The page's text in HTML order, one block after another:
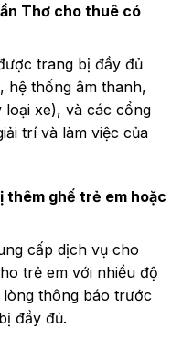
Thơ cho thuê có
trang bị đầy đủ
hệ thống âm thanh,
loại xe), và các cổng
trí và làm việc của
thêm ghế trẻ em hoặc
cấp dịch vụ cho
trẻ em với nhiều độ
thông báo trước
đầy đủ.